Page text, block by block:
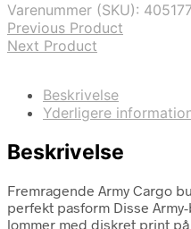
Varenummer (SKU):
Previous Product
Next Product
Beskrivelse
Yderligere
Beskrivelse
Fremragende Army Cargo
perfekt pasform Disse
lommer med diskret print